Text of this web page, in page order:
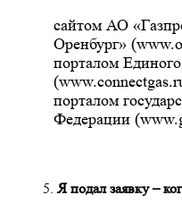
сайтом АО
Оренбург»
порталом
порталом
Федерации
Я подал заявку –